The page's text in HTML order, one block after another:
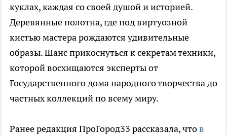
куклах, каждая со своей душой и историей.
Деревянные полотна, где под виртуозной
кистью мастера рождаются удивительные
образы. Шанс прикоснуться к секретам техники,
которой восхищаются эксперты от
Государственного дома народного творчества до
частных коллекций по всему миру.
Ранее редакция ПроГород33 рассказала, чтов